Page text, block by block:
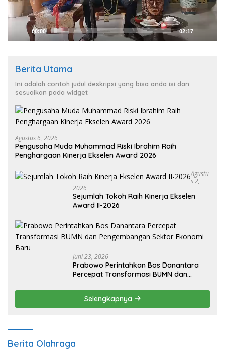
00:00 02:17
Berita Utama
Ini adalah contoh judul deskripsi yang bisa anda isi dan
sesuaikan pada widget
Agustus 6, 2026
Pengusaha Muda Muhammad Riski Ibrahim Raih
Penghargaan Kinerja Ekselen Award 2026
Agustu
S 2,
2026
Sejumlah Tokoh Raih Kinerja Ekselen
Award II-2026
Juni 23, 2026
Prabowo Perintahkan Bos Danantara
Percepat Transformasi BUMN dan
Selengkapnya
Berita Olahraga